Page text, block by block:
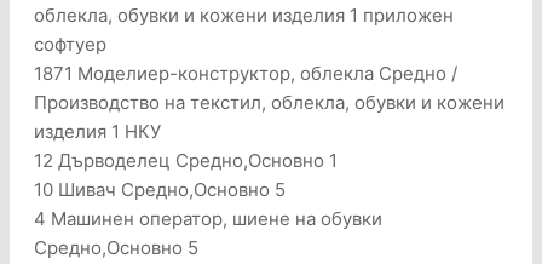
облекла, обувки и кожени изделия 1 приложен
софтуер
1871 Моделиер-конструктор, облекла Средно /
Производство на текстил, облекла, обувки и кожени
изделия 1 НКУ
12 Дърводелец Средно,Основно 1
10 Шивач Средно,Основно 5
4 Машинен оператор, шиене на обувки
Средно,Основно 5